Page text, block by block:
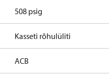
508 psig
Kasseti rõhulüliti
ACB